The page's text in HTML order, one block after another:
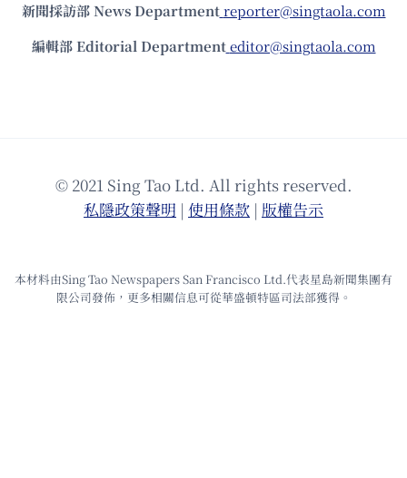
新聞採訪部 News Department reporter@singtaola.com
編輯部 Editorial Department editor@singtaola.com
© 2021 Sing Tao Ltd. All rights reserved.
私隱政策聲明 | 使⽤條款 | 版權告⽰
本材料由Sing Tao Newspapers San Francisco Ltd.代表星島新聞集團有
限公司發佈，更多相關信息可從華盛頓特區司法部獲得。